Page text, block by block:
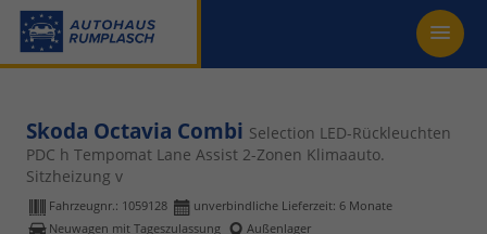
Skoda Octavia Combi Selection LED-Rückleuchten
PDC h Tempomat Lane Assist 2-Zonen Klimaauto.
Sitzheizung v
Fahrzeugnr.: 1059128 unverbindliche Lieferzeit: 6 Monate
Neuwagen mit Tageszulassung
Außenlager